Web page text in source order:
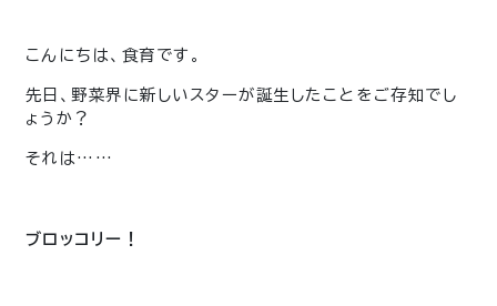
こんにちは、食育です。
先日、野菜界に新しいスターが誕生したことをご存知でし
ょうか？
それは……
ブロッコリー！